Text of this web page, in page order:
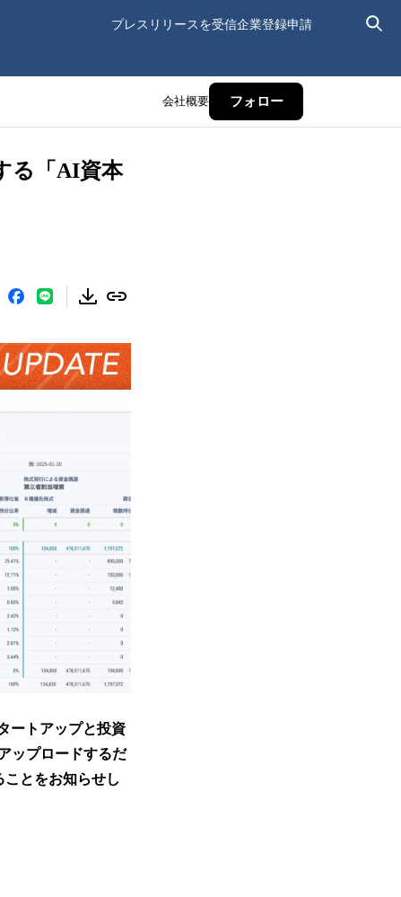
プレスリリースを受信企業登録申請
会社概要 フォロー
る「AI資本
ートアップと投資
ップロードするだ
とをお知らせし